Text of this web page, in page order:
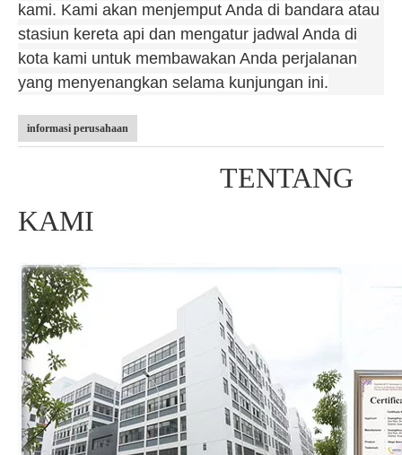
kami. Kami akan menjemput Anda di bandara atau
stasiun kereta api dan mengatur jadwal Anda di
kota kami untuk membawakan Anda perjalanan
yang menyenangkan selama kunjungan ini.
informasi perusahaan
TENTANG
KAMI